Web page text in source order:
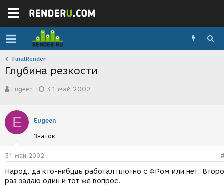
FinalRender
Глубина резкости
в
о
р
т
е
м
ы
Eugeen
а
с
з
д
и
я
31 май 2002
E Eugeen
Знаток
31 май 2002
Народ, да кто-нибудь работал плотно с ФРом или нет.
раз задаю один и тот же вопрос.